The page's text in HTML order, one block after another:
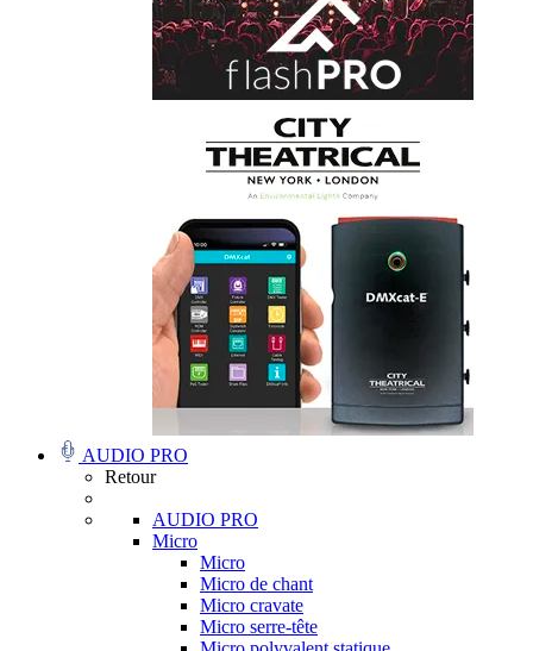
AUDIO PRO
Retour
AUDIO PRO
Micro
Micro
Micro de chant
Micro cravate
Micro serre-tête